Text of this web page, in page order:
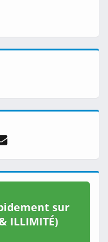
sur
ILLIMITÉ)